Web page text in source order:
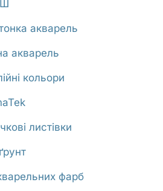
акварель
акварель
кольори
листівки
фарб